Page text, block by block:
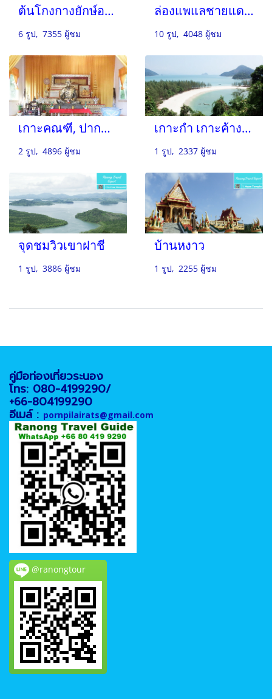
ต้นโกงกางยักษ์อายุ 200 ปี ต้นไม้แห่งสยาม
6 รูป, 7355 ผู้ชม
ล่องแพแลชายแดน, ลำน้ำกระบุรี
10 รูป, 4048 ผู้ชม
เกาะคณฑี, ปากน้ำระนอง
2 รูป, 4896 ผู้ชม
เกาะกำ เกาะค้างคาว เกาะญี่ปุ่น
1 รูป, 2337 ผู้ชม
จุดชมวิวเขาฝาชี
1 รูป, 3886 ผู้ชม
บ้านหงาว
1 รูป, 2255 ผู้ชม
คู่มือท่องเที่ยวระนอง
โทร: 080-4199290/
+66-804199290
อีเมล์ : pornpilairats@gmail.com
@ranongtour